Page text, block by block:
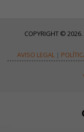
COPYRIGHT © 2026.
AVISO LEGAL |